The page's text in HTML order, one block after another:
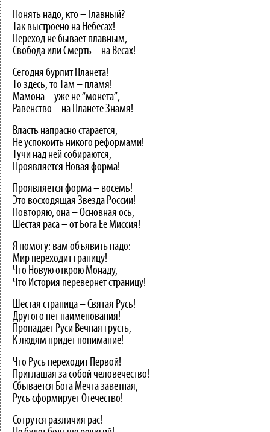
Понять надо, кто – Главный?
Так выстроено на Небесах!
Переход не бывает плавным,
Свобода или Смерть – на Весах!
Сегодня бурлит Планета!
То здесь, то Там – пламя!
Мамона – уже не “монета”,
Равенство – на Планете Знамя!
Власть напрасно старается,
Не успокоить никого реформами!
Тучи над ней собираются,
Проявляется Новая форма!
Проявляется форма – восемь!
Это восходящая Звезда России!
Повторяю, она – Основная ось,
Шестая раса – от Бога Её Миссия!
Я помогу: вам объявить надо:
Мир переходит границу!
Что Новую открою Монаду,
Что История перевернёт страницу!
Шестая страница – Святая Русь!
Другого нет наименования!
Пропадает Руси Вечная грусть,
К людям придёт понимание!
Что Русь переходит Первой!
Приглашая за собой человечество!
Сбывается Бога Мечта заветная,
Русь сформирует Отечество!
Сотрутся различия рас!